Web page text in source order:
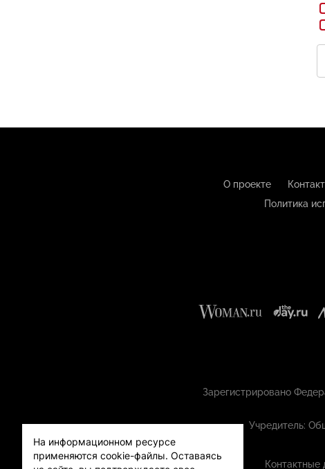
О проекте
Политика
Зарегистрировано
Учредитель:
Контактные
На информационном ресурсе
применяются cookie-файлы. Оставаясь